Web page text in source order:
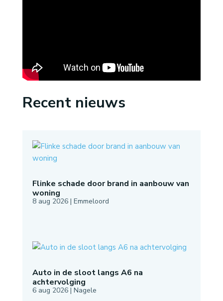
Recent nieuws
Flinke schade door brand in aanbouw van
woning
8 aug 2026| Emmeloord
Auto in de sloot langs A6 na
achtervolging
6 aug 2026| Nagele